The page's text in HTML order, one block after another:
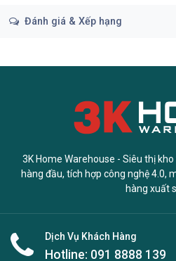
Đánh giá & Xếp hạng
3K Home Warehouse - Siêu thị
hàng đầu, tích hợp công nghệ 4.0,
hàng xuất
Dịch Vụ Khách Hàng
Hotline: 091 8888 139